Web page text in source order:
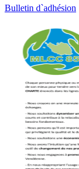
Bulletin d`adhésion